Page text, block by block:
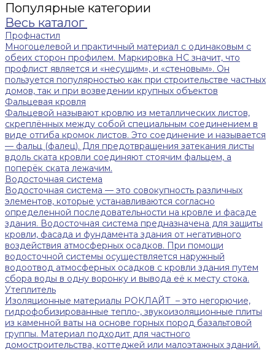
Популярные категории
Весь каталог
Профнастил
Многоцелевой и практичный материал с одинаковым с
обеих сторон профилем. Маркировка НС значит, что
профлист является и «несущим», и «стеновым». Он
пользуется популярностью как при строительстве частных
домов, так и при возведении крупных объектов
Фальцевая кровля
Фальцевой называют кровлю из металлических листов,
скреплённых между собой специальным соединением в
виде отгиба кромок листов. Это соединение и называется
— фальц (фалец). Для предотвращения затекания листы
вдоль ската кровли соединяют стоячим фальцем, а
поперёк ската лежачим.
Водосточная система
Водосточная система — это совокупность различных
элементов, которые устанавливаются согласно
определенной последовательности на кровле и фасаде
здания. Водосточная система предназначена для защиты
кровли, фасада и фундамента здания от негативного
воздействия атмосферных осадков. При помощи
водосточной системы осуществляется наружный
водоотвод атмосферных осадков с кровли здания путем
сбора воды в одну воронку и вывода её к месту стока.
Утеплитель
Изоляционные материалы РОКЛАЙТ – это негорючие,
гидрофобизированные тепло-, звукоизоляционные плиты
из каменной ваты на основе горных пород базальтовой
группы. Материал подходит для частного
домостроительства, коттеджей или малоэтажных зданий.